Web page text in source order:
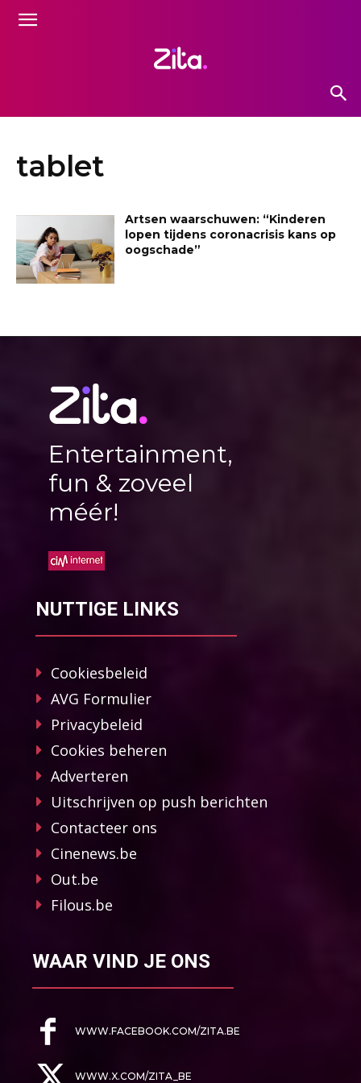
tablet
Artsen waarschuwen: “Kinderen
lopen tijdens coronacrisis kans op
oogschade”
Entertainment,
fun & zoveel
méér!
NUTTIGE LINKS
Cookiesbeleid
AVG Formulier
Privacybeleid
Cookies beheren
Adverteren
Uitschrijven op push berichten
Contacteer ons
Cinenews.be
Out.be
Filous.be
WAAR VIND JE ONS
WWW.FACEBOOK.COM/ZITA.BE
WWW.X.COM/ZITA_BE